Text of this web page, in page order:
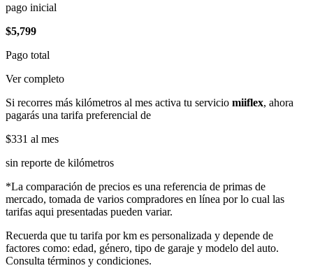
pago inicial
$5,799
Pago total
Ver completo
Si recorres más kilómetros al mes activa tu servicio miiflex, ahora
pagarás una tarifa preferencial de
$331 al mes
sin reporte de kilómetros
*La comparación de precios es una referencia de primas de
mercado, tomada de varios compradores en línea por lo cual las
tarifas aqui presentadas pueden variar.
Recuerda que tu tarifa por km es personalizada y depende de
factores como: edad, género, tipo de garaje y modelo del auto.
Consulta términos y condiciones.